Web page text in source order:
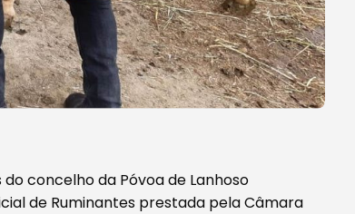
concelho da Póvoa de Lanhoso
de Ruminantes prestada pela Câmara